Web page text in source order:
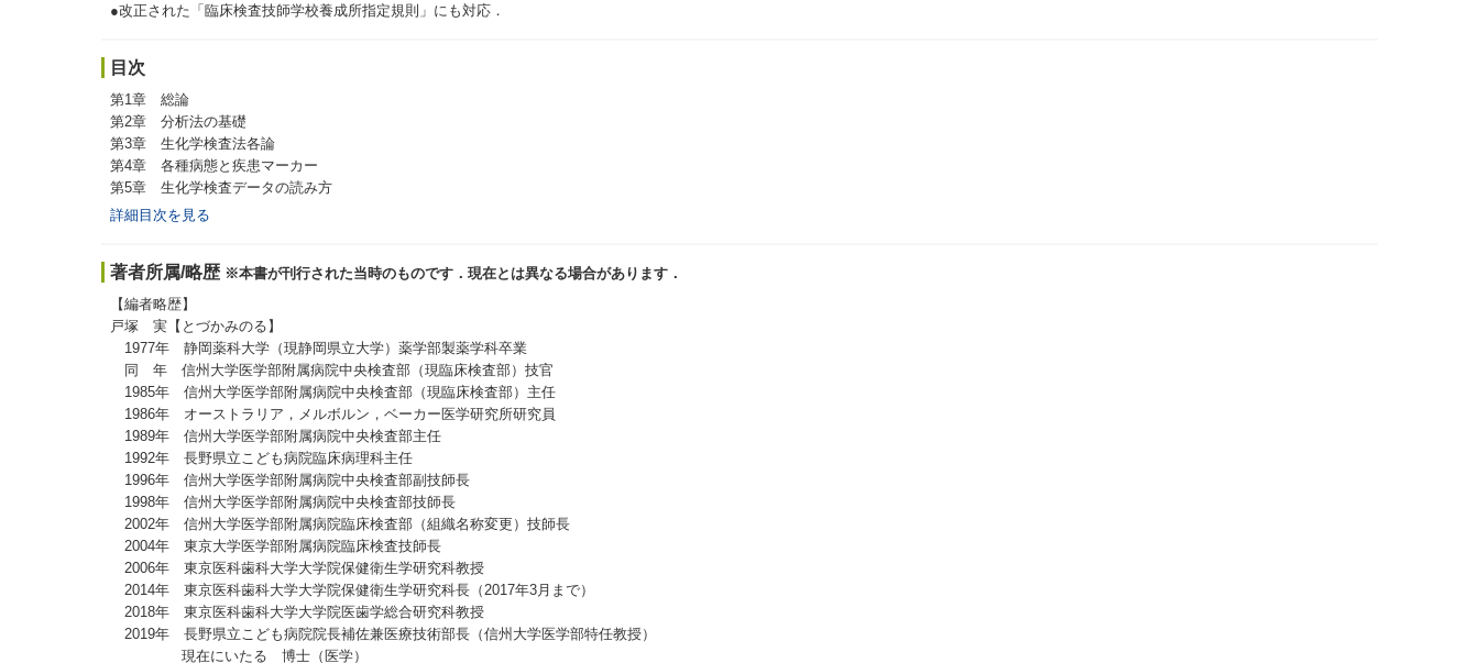
●改正された「臨床検査技師学校養成所指定規則」にも対応．
目次
第1章 総論
第2章 分析法の基礎
第3章 生化学検査法各論
第4章 各種病態と疾患マーカー
第5章 生化学検査データの読み方
詳細目次を見る
著者所属/略歴 ※本書が刊行された当時のものです．現在とは異なる場合があります．
【編者略歴】
戸塚 実【とづかみのる】
1977年 静岡薬科大学（現静岡県立大学）薬学部製薬学科卒業
同 年 信州大学医学部附属病院中央検査部（現臨床検査部）技官
1985年 信州大学医学部附属病院中央検査部（現臨床検査部）主任
1986年 オーストラリア，メルボルン，ベーカー医学研究所研究員
1989年 信州大学医学部附属病院中央検査部主任
1992年 長野県立こども病院臨床病理科主任
1996年 信州大学医学部附属病院中央検査部副技師長
1998年 信州大学医学部附属病院中央検査部技師長
2002年 信州大学医学部附属病院臨床検査部（組織名称変更）技師長
2004年 東京大学医学部附属病院臨床検査技師長
2006年 東京医科歯科大学大学院保健衛生学研究科教授
2014年 東京医科歯科大学大学院保健衛生学研究科長（2017年3月まで）
2018年 東京医科歯科大学大学院医歯学総合研究科教授
2019年 長野県立こども病院院長補佐兼医療技術部長（信州大学医学部特任教授）
現在にいたる 博士（医学）